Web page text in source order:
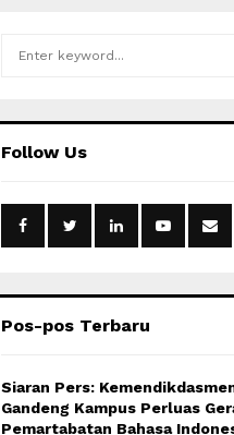
h
o
:
Follow Us
Pos-pos Terbaru
Siaran Pers:
Gandeng Kampus Perluas
Pemartabatan Bahasa